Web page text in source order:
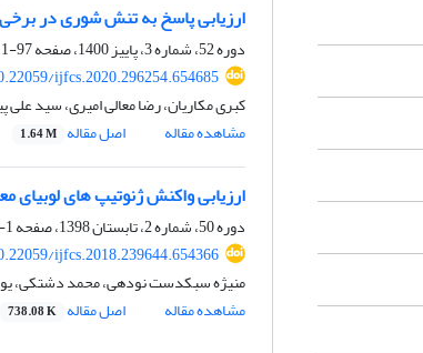
ارزیابی پاسخ به تنش شوری در
دوره 52، شماره 3، پاییز 1400، صفحه
97-111
ijfcs.2020.296254.654685
کبری مکاریان، رضا معالی امیری، سید
مشاهده مقاله
اصل مقاله 1.64 M
ارزیابی واکنش ژنوتیپ های
دوره 50، شماره 2، تابستان 1398، صفحه
1-9
ijfcs.2018.239644.654366
منیژه سبکدست نودهی، محمد دشتکی،
مشاهده مقاله
اصل مقاله 738.08 K